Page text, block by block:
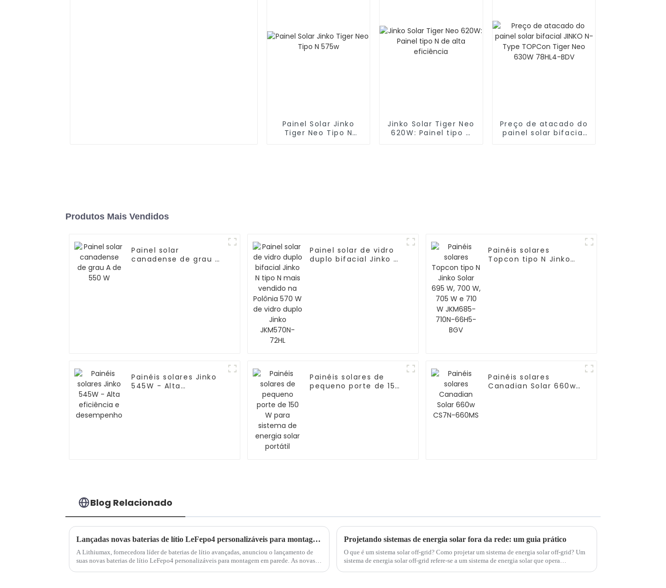
Painel Solar Jinko
Tiger Neo Tipo N
Jinko Solar Tiger Neo
620W: Painel tipo N
Preço de atacado do
painel solar bifacial
Produtos Mais Vendidos
Painel solar
canadense de grau A
Painel solar de vidro
duplo bifacial Jinko N
Painéis solares
Topcon tipo N Jinko
Painéis solares Jinko
545W - Alta
Painéis solares de
pequeno porte de 150
Painéis solares
Canadian Solar 660w
Blog Relacionado
Lançadas novas baterias de lítio LeFepo4 personalizáveis ​​para montagem em parede
A Lithiumax, fornecedora líder de baterias de lítio avançadas, anunciou o lançamento de
suas novas baterias de lítio LeFepo4 personalizáveis ​​para montagem em parede. As novas
Projetando sistemas de energia solar fora da rede: um guia prático
O que é um sistema solar off-grid? Como projetar um sistema de energia solar off-grid? Um
sistema de energia solar off-grid refere-se a um sistema de energia solar que opera